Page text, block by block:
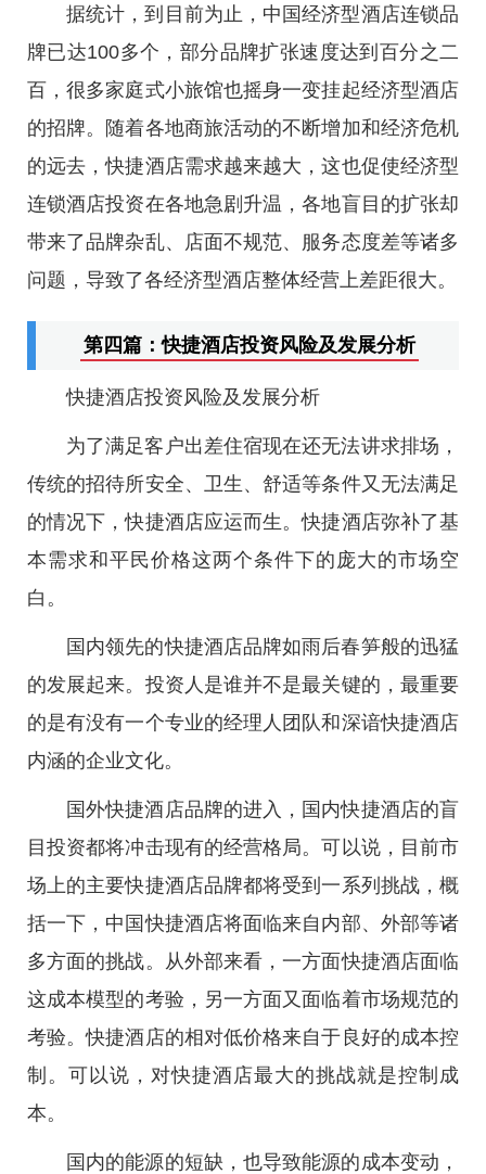
据统计，到目前为止，中国经济型酒店连锁品
牌已达100多个，部分品牌扩张速度达到百分之二
百，很多家庭式小旅馆也摇身一变挂起经济型酒店
的招牌。随着各地商旅活动的不断增加和经济危机
的远去，快捷酒店需求越来越大，这也促使经济型
连锁酒店投资在各地急剧升温，各地盲目的扩张却
带来了品牌杂乱、店面不规范、服务态度差等诸多
问题，导致了各经济型酒店整体经营上差距很大。
第四篇：快捷酒店投资风险及发展分析
快捷酒店投资风险及发展分析
为了满足客户出差住宿现在还无法讲求排场，
传统的招待所安全、卫生、舒适等条件又无法满足
的情况下，快捷酒店应运而生。快捷酒店弥补了基
本需求和平民价格这两个条件下的庞大的市场空
白。
国内领先的快捷酒店品牌如雨后春笋般的迅猛
的发展起来。投资人是谁并不是最关键的，最重要
的是有没有一个专业的经理人团队和深谙快捷酒店
内涵的企业文化。
国外快捷酒店品牌的进入，国内快捷酒店的盲
目投资都将冲击现有的经营格局。可以说，目前市
场上的主要快捷酒店品牌都将受到一系列挑战，概
括一下，中国快捷酒店将面临来自内部、外部等诸
多方面的挑战。从外部来看，一方面快捷酒店面临
这成本模型的考验，另一方面又面临着市场规范的
考验。快捷酒店的相对低价格来自于良好的成本控
制。可以说，对快捷酒店最大的挑战就是控制成
本。
国内的能源的短缺，也导致能源的成本变动，